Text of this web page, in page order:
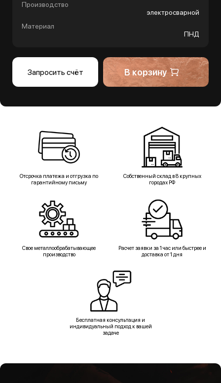
Производство
электросварной
Материал
ПНД
Запросить счёт В корзину
Отсрочка платежа и отгрузка по
гарантийному письму
Собственный склад в 8 крупных
городах РФ
Свое металлообрабатывающее
производство
Расчет заявки за 1 час или быстрее и
доставка от 1 дня
Бесплатная консультация и
индивидуальный подход к вашей
задаче